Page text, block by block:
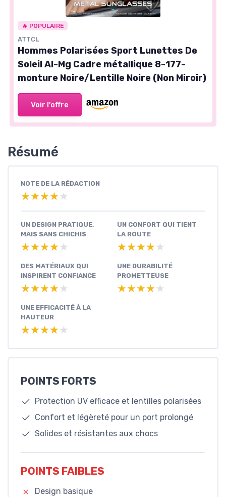
🔥 POPULAIRE
ATTCL
Hommes Polarisées Sport Lunettes De
Soleil Al-Mg Cadre métallique 8-177-
monture Noire/Lentille Noire (Non Miroir)
Voir l'offre
Résumé
NOTE DE LA RÉDACTION
★★★★★
★★★★★
UN DESIGN PRATIQUE,
MAIS SANS CHICHIS
★★★★★
★★★★★
UN CONFORT QUI TIENT
LA ROUTE
★★★★★
★★★★★
DES MATÉRIAUX QUI
INSPIRENT CONFIANCE
★★★★★
★★★★★
UNE DURABILITÉ
PROMETTEUSE
★★★★★
★★★★★
UNE EFFICACITÉ À LA
HAUTEUR
★★★★★
★★★★★
POINTS FORTS
Protection UV efficace et lentilles polarisées
Confort et légèreté pour un port prolongé
Solides et résistantes aux chocs
POINTS FAIBLES
Design basique